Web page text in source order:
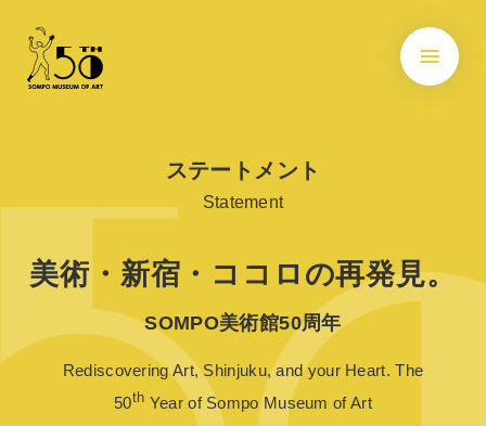
ステートメント
Statement
美術・新宿・ココロの再発見。
SOMPO美術館50周年
Rediscovering Art, Shinjuku, and your Heart. The
50th Year of Sompo Museum of Art